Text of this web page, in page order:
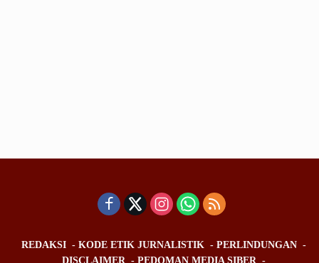
REDAKSI KODE ETIK JURNALISTIK
PERLINDUNGAN
DISCLAIMER
PEDOMAN MEDIA SIBER